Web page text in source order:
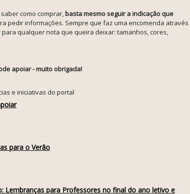
como comprar, basta mesmo seguir a indicação que
pedir informações. Sempre que faz uma encomenda através
qualquer nota que queira deixar: tamanhos, cores,
apoiar - muito obrigada!
e iniciativas do portal
para o Verão
Lembranças para Professores no final do ano letivo e